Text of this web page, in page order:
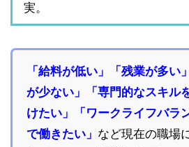
実。
「給料が低い」「残業が多い
が少ない」「専門的なスキル
けたい」「ワークライフバラ
で働きたい」 など現在の職場